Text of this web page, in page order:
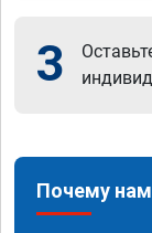
3
Почему